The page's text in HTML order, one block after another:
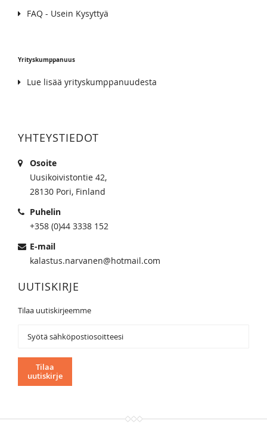
FAQ - Usein Kysyttyä
Yrityskumppanuus
Lue lisää yrityskumppanuudesta
YHTEYSTIEDOT
Osoite
Uusikoivistontie 42,
28130 Pori, Finland
Puhelin
+358 (0)44 3338 152
E-mail
kalastus.narvanen@hotmail.com
UUTISKIRJE
Tilaa uutiskirjeemme
uutiskirjeemme:
Tilaa
uutiskirje